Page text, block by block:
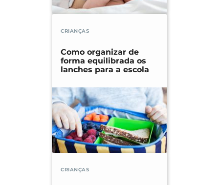
CRIANÇAS
Como organizar de
forma equilibrada os
lanches para a escola
CRIANÇAS